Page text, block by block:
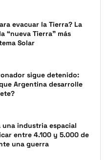
evacuar la Tierra? La
“nueva Tierra” más
Solar
sigue detenido:
Argentina desarrolle
una industria espacial
entre 4.100 y 5.000 de
una guerra